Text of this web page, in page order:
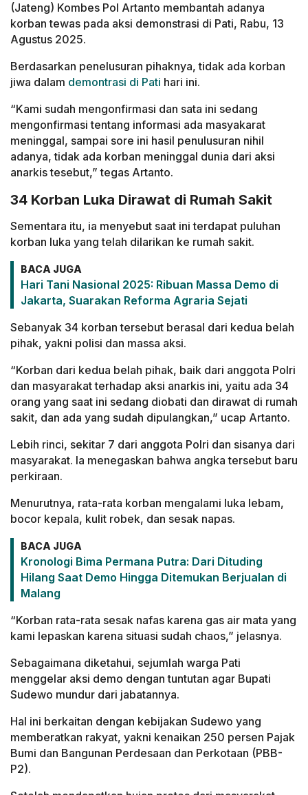
(Jateng) Kombes Pol Artanto membantah adanya
korban tewas pada aksi demonstrasi di Pati, Rabu, 13
Agustus 2025.
Berdasarkan penelusuran pihaknya, tidak ada korban
jiwa dalam demontrasi di Pati hari ini.
“Kami sudah mengonfirmasi dan sata ini sedang
mengonfirmasi tentang informasi ada masyakarat
meninggal, sampai sore ini hasil penulusuran nihil
adanya, tidak ada korban meninggal dunia dari aksi
anarkis tesebut,” tegas Artanto.
34 Korban Luka Dirawat di Rumah Sakit
Sementara itu, ia menyebut saat ini terdapat puluhan
korban luka yang telah dilarikan ke rumah sakit.
BACA JUGA
Hari Tani Nasional 2025: Ribuan Massa Demo di
Jakarta, Suarakan Reforma Agraria Sejati
Sebanyak 34 korban tersebut berasal dari kedua belah
pihak, yakni polisi dan massa aksi.
“Korban dari kedua belah pihak, baik dari anggota Polri
dan masyarakat terhadap aksi anarkis ini, yaitu ada 34
orang yang saat ini sedang diobati dan dirawat di rumah
sakit, dan ada yang sudah dipulangkan,” ucap Artanto.
Lebih rinci, sekitar 7 dari anggota Polri dan sisanya dari
masyarakat. Ia menegaskan bahwa angka tersebut baru
perkiraan.
Menurutnya, rata-rata korban mengalami luka lebam,
bocor kepala, kulit robek, dan sesak napas.
BACA JUGA
Kronologi Bima Permana Putra: Dari Dituding
Hilang Saat Demo Hingga Ditemukan Berjualan di
Malang
“Korban rata-rata sesak nafas karena gas air mata yang
kami lepaskan karena situasi sudah chaos,” jelasnya.
Sebagaimana diketahui, sejumlah warga Pati
menggelar aksi demo dengan tuntutan agar Bupati
Sudewo mundur dari jabatannya.
Hal ini berkaitan dengan kebijakan Sudewo yang
memberatkan rakyat, yakni kenaikan 250 persen Pajak
Bumi dan Bangunan Perdesaan dan Perkotaan (PBB-
P2).